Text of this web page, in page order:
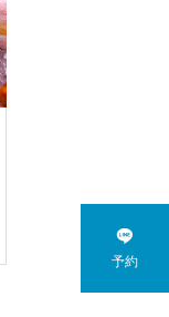

予約